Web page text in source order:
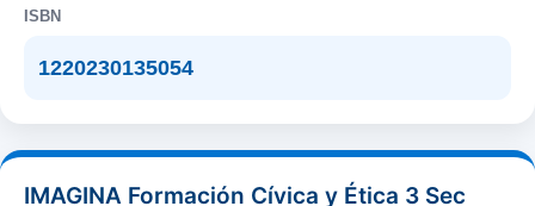
ISBN
1220230135054
IMAGINA Formación Cívica y Ética 3 Sec